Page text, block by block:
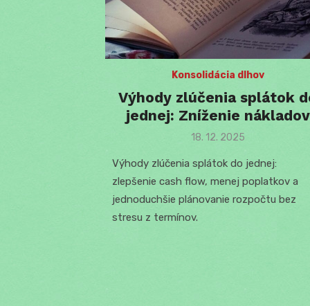
Konsolidácia dlhov
Výhody zlúčenia splátok
jednej: Zníženie nákladov
Posted
18. 12. 2025
Výhody zlúčenia splátok do jednej:
zlepšenie cash flow, menej poplatkov a
jednoduchšie plánovanie rozpočtu bez
stresu z termínov.